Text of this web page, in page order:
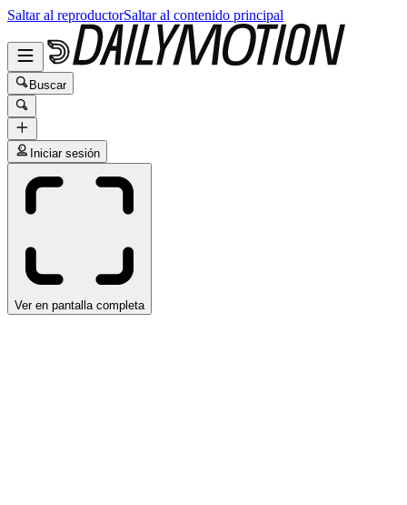
Saltar al reproductorSaltar al contenido principal
Buscar
Iniciar sesión
Ver en pantalla completa